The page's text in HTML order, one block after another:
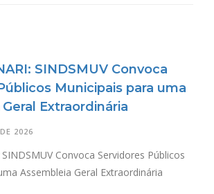
SINDSMUV Convoca
Municipais para uma
Extraordinária
2026
SINDSMUV Convoca Servidores Públicos
Assembleia Geral Extraordinária